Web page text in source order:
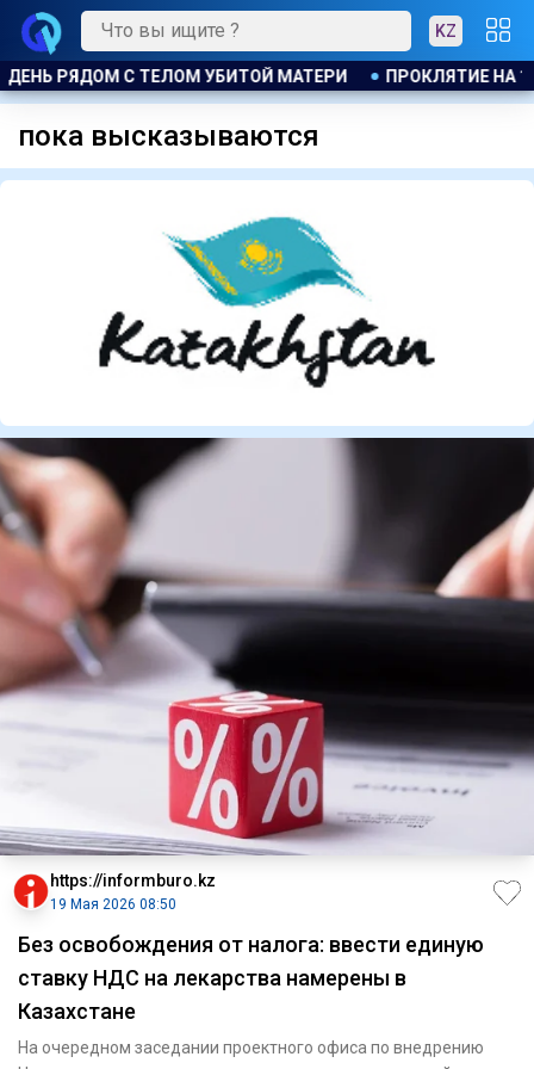
KZ
РЯДОМ С ТЕЛОМ УБИТОЙ МАТЕРИ ПРОКЛЯТИЕ НА
пока высказываются
https://informburo.kz
19 Мая 2026 08:50
Без освобождения от налога: ввести единую
ставку НДС на лекарства намерены в
Казахстане
На очередном заседании проектного офиса по внедрению